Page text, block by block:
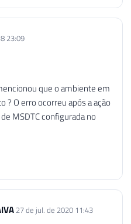
23:09
que o ambiente em
? O erro ocorreu após a ação
MSDTC configurada no
27 de jul. de 2020 11:43